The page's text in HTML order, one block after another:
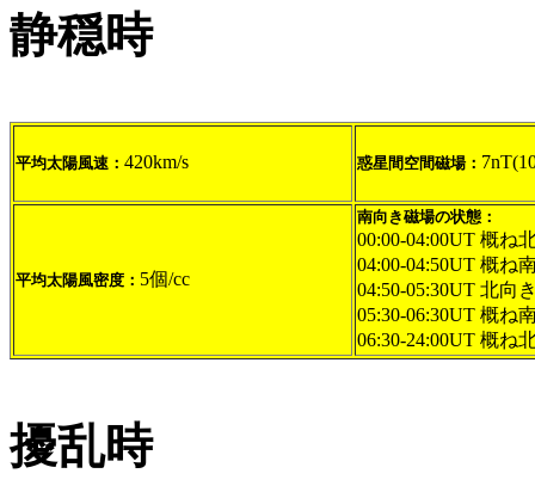
静穏時
平均太陽風速： 420km/s 惑星間空間磁場：
平均太陽風密度： 5個/cc
南向き磁場の状態：
00:00-04:00UT 概ね
04:00-04:50UT 概ね
04:50-05:30UT 北向
05:30-06:30UT 概ね
06:30-24:00UT 概ね
擾乱時